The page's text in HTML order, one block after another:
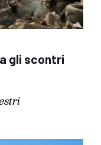
gli scontri